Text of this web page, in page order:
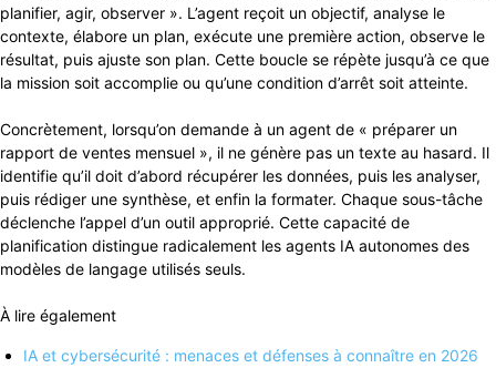
planifier, agir, observer ». L’agent reçoit un objectif, analyse le
contexte, élabore un plan, exécute une première action, observe le
résultat, puis ajuste son plan. Cette boucle se répète jusqu’à ce que
la mission soit accomplie ou qu’une condition d’arrêt soit atteinte.
Concrètement, lorsqu’on demande à un agent de « préparer un
rapport de ventes mensuel », il ne génère pas un texte au hasard. Il
identifie qu’il doit d’abord récupérer les données, puis les analyser,
puis rédiger une synthèse, et enfin la formater. Chaque sous-tâche
déclenche l’appel d’un outil approprié. Cette capacité de
planification distingue radicalement les agents IA autonomes des
modèles de langage utilisés seuls.
À lire également
IA et cybersécurité : menaces et défenses à connaître en 2026